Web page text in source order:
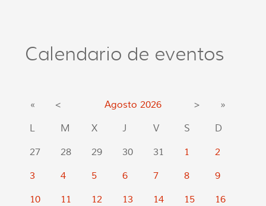
Calendario de eventos
« < Agosto 2026 >
»
L
M X J V S
D
27
28 29 30 31 1
2
3
4 5 6 7 8
9
10
11 12 13 14 15
16